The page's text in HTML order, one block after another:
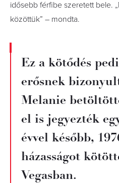
idősebb férfibe szeretett bele.
közöttük” – mondta.
Ez a kötődés
erősnek
Melanie
el is jegyezték
évvel később,
házasságot
Vegasban.